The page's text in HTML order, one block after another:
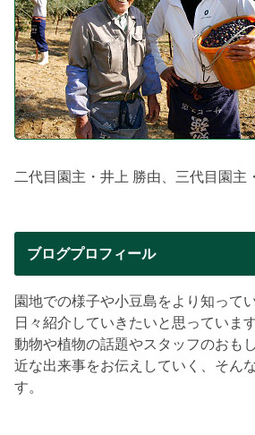
二代目園主・井上 勝由、三代目園主
ブログプロフィール
園地での様子や小豆島をより知って
日々紹介していきたいと思っています
動物や植物の話題やスタッフのおも
近な出来事をお伝えしていく、そん
す。